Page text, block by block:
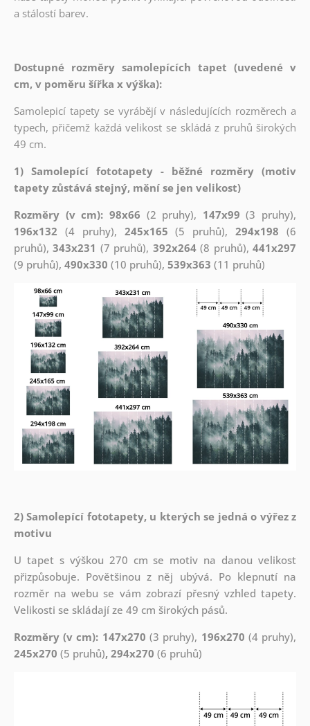
a stálostí barev.
Dostupné rozměry samolepících tapet (uvedené v
cm, v poměru šířka x výška):
Samolepicí tapety se vyrábějí v následujících rozměrech a
typech, přičemž každá velikost se skládá z pruhů širokých
49 cm.
1) Samolepící fototapety - běžné rozměry (motiv
tapety zůstává stejný, mění se jen velikost)
Rozměry (v cm): 98x66 (2 pruhy), 147x99 (3 pruhy),
196x132 (4 pruhy), 245x165 (5 pruhů),294x198 (6
pruhů),343x231 (7 pruhů), 392x264(8 pruhů),441x297
(9 pruhů), 490x330 (10 pruhů), 539x363 (11 pruhů)
2) Samolepící fototapety, u kterých se jedná o výřez z
motivu
U tapet s výškou 270 cm se motiv na danou velikost
přizpůsobuje. Povětšinou z něj ubývá. Po klepnutí na
rozměr na webu se vám zobrazí přesný vzhled tapety.
Velikosti se skládají ze 49 cm širokých pásů.
Rozměry (v cm): 147x270 (3 pruhy), 196x270 (4 pruhy),
245x270 (5 pruhů), 294x270 (6 pruhů)